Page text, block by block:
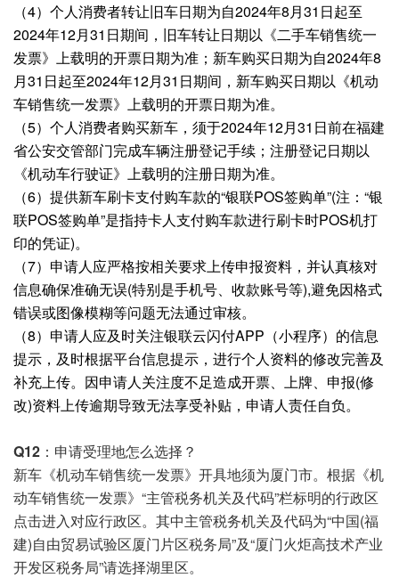
（4）个人消费者转让旧车日期为自2024年8月31日起至
2024年12月31日期间，旧车转让日期以《二手车销售统一
发票》上载明的开票日期为准；新车购买日期为自2024年8
月31日起至2024年12月31日期间，新车购买日期以《机动
车销售统一发票》上载明的开票日期为准。
（5）个人消费者购买新车，须于2024年12月31日前在福建
省公安交管部门完成车辆注册登记手续；注册登记日期以
《机动车行驶证》上载明的注册日期为准。
（6）提供新车刷卡支付购车款的“银联POS签购单”(注：“银
联POS签购单”是指持卡人支付购车款进行刷卡时POS机打
印的凭证)。
（7）申请人应严格按相关要求上传申报资料，并认真核对
信息确保准确无误(特别是手机号、收款账号等),避免因格式
错误或图像模糊等问题无法通过审核。
（8）申请人应及时关注银联云闪付APP（小程序）的信息
提示，及时根据平台信息提示，进行个人资料的修改完善及
补充上传。因申请人关注度不足造成开票、上牌、申报(修
改)资料上传逾期导致无法享受补贴，申请人责任自负。
Q12： 申请受理地怎么选择？
新车《机动车销售统一发票》开具地须为厦门市。根据《机
动车销售统一发票》“主管税务机关及代码”栏标明的行政区
点击进入对应行政区。其中主管税务机关及代码为“中国(福
建)自由贸易试验区厦门片区税务局”及“厦门火炬高技术产业
开发区税务局”请选择湖里区。